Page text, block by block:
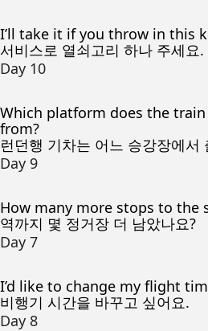
I’ll take it if you throw in this
서비스로 열쇠고리 하나 주세요.
Day 10
Which platform does the
from?
런던행 기차는 어느 승강장에서
Day 9
How many more stops to the
역까지 몇 정거장 더 남았나요?
Day 7
I’d like to change my flight
비행기 시간을 바꾸고 싶어요.
Day 8